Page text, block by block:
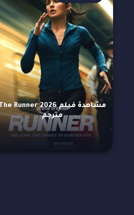
مشاهدة فيلم The Runner 2026
مترجم